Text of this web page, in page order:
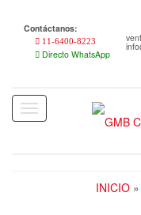
content
Contáctanos:
11-6400-8223
Directo WhatsApp
Toggle
navigation
INICIO »